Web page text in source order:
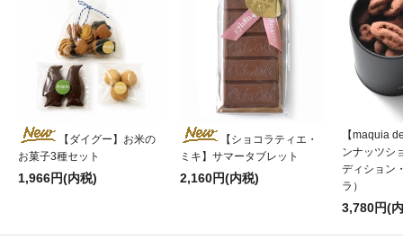
【ダイグー】お米の
お菓子3種セット
1,966円(内税)
【ショコラティエ・
ミキ】サマータブレット
2,160円(内税)
【maquia
ンナッツシ
ディション
ラ）
3,780円(